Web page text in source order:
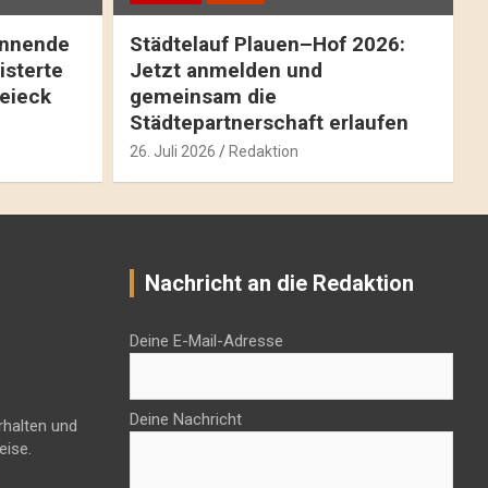
Städtelauf Plauen–Hof 2026:
Jetzt anmelden und
gemeinsam die
Städtepartnerschaft erlaufen
26. Juli 2026 Redaktion
und
Nachricht an die Redaktion
Deine E-Mail-Adresse
Deine Nachricht